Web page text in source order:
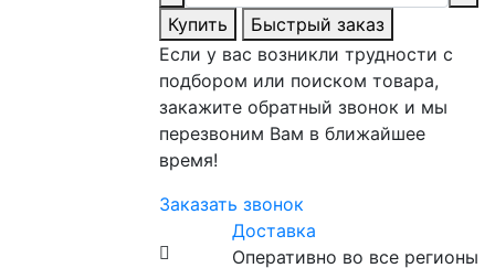
Купить
Быстрый заказ
Если у вас возникли трудности с
подбором или поиском товара,
закажите обратный звонок и мы
перезвоним Вам в ближайшее
время!
Заказать звонок
Доставка
Оперативно во все регионы